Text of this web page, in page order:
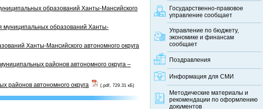
Государственно-правовое
управление сообщает
Управление по бюджету,
экономике и финансам
сообщает
Поздравления
Информация для СМИ
Методические материалы и
рекомендации по оформлению
документов
образований Ханты-Мансийского
муниципальных образований Ханты-
Ханты-Мансийского автономного округа
районов автономного округа –
районов автономного округа
(.pdf, 729.31 кБ)